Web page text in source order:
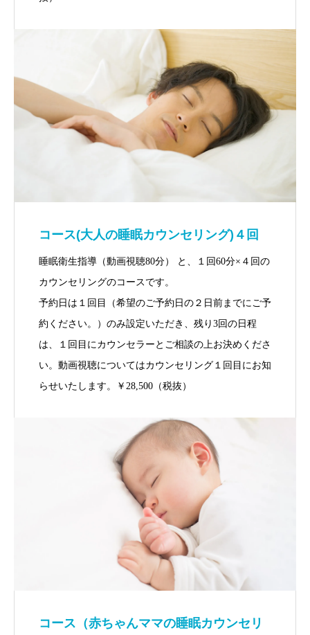
コース(大人の睡眠カウンセリング)４回
睡眠衛生指導（動画視聴80分） と、１回60分×４回の
カウンセリングのコースです。
予約日は１回目（希望のご予約日の２日前までにご予
約ください。）のみ設定いただき、残り3回の日程
は、１回目にカウンセラーとご相談の上お決めくださ
い。動画視聴についてはカウンセリング１回目にお知
らせいたします。￥28,500（税抜）
コース（赤ちゃんママの睡眠カウンセリ